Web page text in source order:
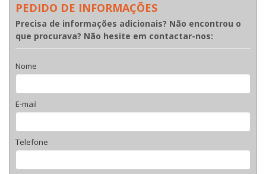
PEDIDO DE INFORMAÇÕES
Precisa de informações adicionais? Não encontrou o
que procurava? Não hesite em contactar-nos:
Nome
E-mail
Telefone